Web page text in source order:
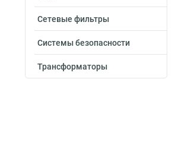
Сетевые фильтры
Системы безопасности
Трансформаторы